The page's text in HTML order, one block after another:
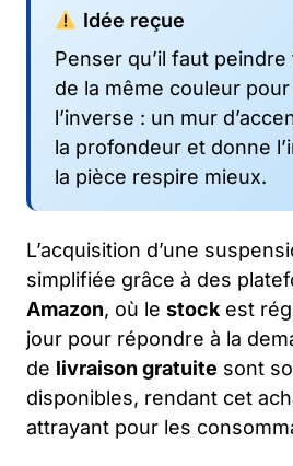
Idée reçue
Penser qu’il faut peindre
de la même couleur pour
l’inverse : un mur
la profondeur et donne
la pièce respire mieux.
L’acquisition d’une
simplifiée grâce à des
Amazon, où le stock est
jour pour répondre à la
de livraison gratuite sont
disponibles, rendant cet
attrayant pour les